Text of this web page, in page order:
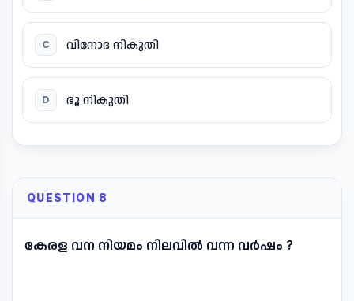
C വിനോദ നികുതി
D ഭൂ നികുതി
QUESTION 8
കേരള വന നിയമം നിലവിൽ വന്ന വർഷം ?